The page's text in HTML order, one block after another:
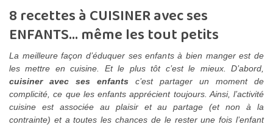
8 recettes à CUISINER avec ses
ENFANTS… même les tout petits
La meilleure façon d’éduquer ses enfants à bien manger est de
les mettre en cuisine. Et le plus tôt c’est le mieux. D’abord,
cuisiner avec ses enfants c’est partager un moment de
complicité, ce que les enfants apprécient toujours. Ainsi, l’activité
cuisine est associée au plaisir et au partage (et non à la
contrainte) et a toutes les chances de le rester une fois l’enfant